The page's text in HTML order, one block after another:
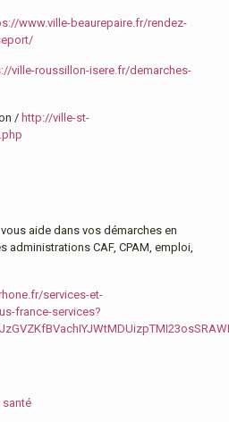
www.ville-beaurepaire.fr/rendez-
ville-roussillon-isere.fr/demarches-
/ http://ville-st-
vous aide dans vos démarches en
administrations CAF, CPAM, emploi,
services-et-
france-services?
santé